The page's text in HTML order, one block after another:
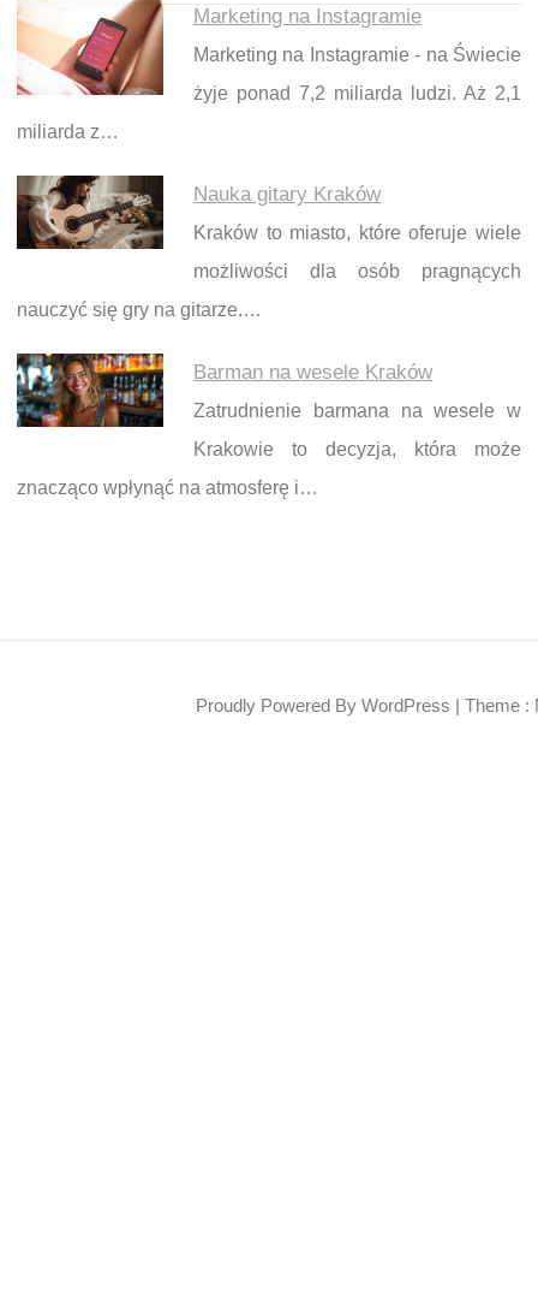
Marketing na Instagramie
Marketing na Instagramie - na Świecie
żyje ponad 7,2 miliarda ludzi. Aż 2,1
miliarda z…
Nauka gitary Kraków
Kraków to miasto, które oferuje wiele
możliwości dla osób pragnących
nauczyć się gry na gitarze.…
Barman na wesele Kraków
Zatrudnienie barmana na wesele w
Krakowie to decyzja, która może
znacząco wpłynąć na atmosferę i…
Proudly Powered By WordPress | Theme :